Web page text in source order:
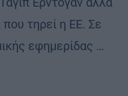
τηρεί η ΕΕ. Σε
εφημερίδας …